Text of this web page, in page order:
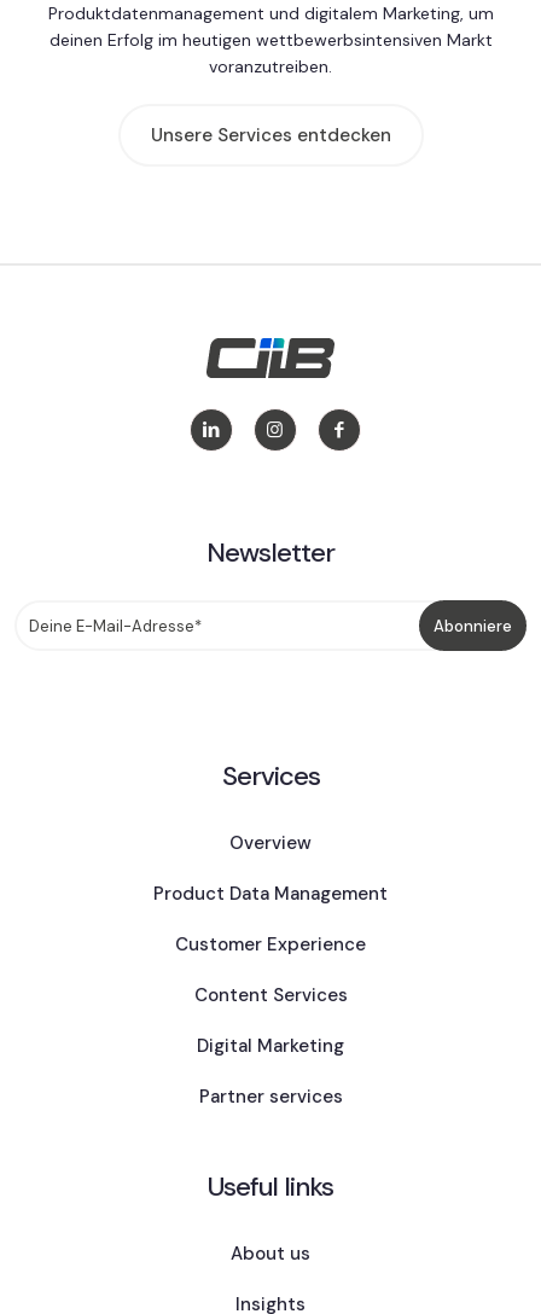
Produktdatenmanagement und digitalem Marketing, um
deinen Erfolg im heutigen wettbewerbsintensiven Markt
voranzutreiben.
Unsere Services entdecken
Newsletter
Services
Overview
Product Data Management
Customer Experience
Content Services
Digital Marketing
Partner services
Useful links
About us
Insights